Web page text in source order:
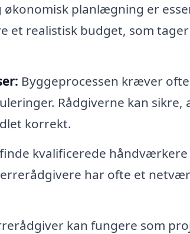
økonomisk planlægning er
et realistisk budget, som
Byggeprocessen kræver
Rådgiverne kan sikre,
korrekt.
kvalificerede
har ofte et
kan fungere som